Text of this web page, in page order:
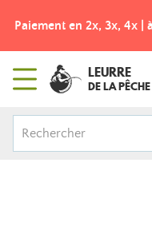
Paiement en 2x, 3x, 4x |
LEURRE
DE LA PÊCHE